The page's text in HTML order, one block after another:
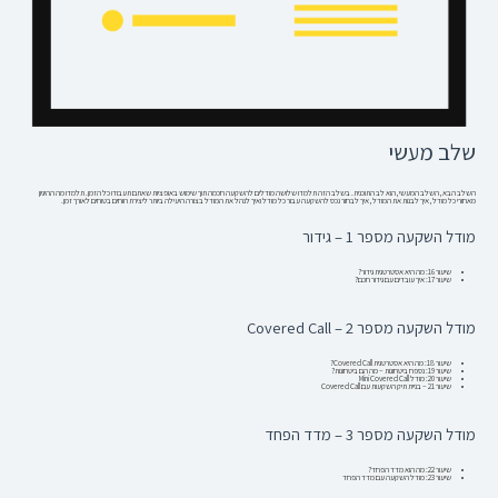
שלב מעשי
השלב הבא, השלב המעשי, הוא לב התוכנית. בשלב הזה תלמדו שלושה מודלים להשקעה חכמה תוך שימוש באופציות שאתם תעבודו כל הזמן. תלמדו מה ההיגיון
מאחורי כל מודל, איך לבנות את המודל, איך לבחור נכס להשקעה עבור כל מודל ואיך לנהל את המודל בצורה היעילה ביותר ליצירת רווחים בטוחים לאורך זמן.
מודל השקעה מספר 1 – גידור
שיעור 16: מה היא אסטרטגית גידור?
שיעור 17: איך עובדים עם גידור חכם?
מודל השקעה מספר 2 – Covered Call
שיעור 18: מה היא אסטרטגית Covered Call?
שיעור 19: נספח ביטחונות – מה הם ביטחונות?
שיעור 20: מודל Mini Covered Call
שיעור 21 – בניית תיק השקעות עם Covered Call
מודל השקעה מספר 3 – מדד הפחד
שיעור 22: מה הוא מדד הפחד?
שיעור 23: מודל השקעה עם מדד הפחד